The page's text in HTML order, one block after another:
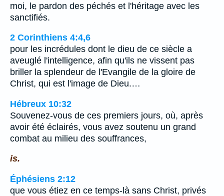
moi, le pardon des péchés et l'héritage avec les
sanctifiés.
2 Corinthiens 4:4,6
pour les incrédules dont le dieu de ce siècle a
aveuglé l'intelligence, afin qu'ils ne vissent pas
briller la splendeur de l'Evangile de la gloire de
Christ, qui est l'image de Dieu.…
Hébreux 10:32
Souvenez-vous de ces premiers jours, où, après
avoir été éclairés, vous avez soutenu un grand
combat au milieu des souffrances,
is.
Éphésiens 2:12
que vous étiez en ce temps-là sans Christ, privés